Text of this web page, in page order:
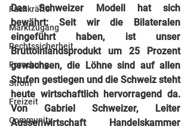
Fachkräfte
Marktzugang
Rechtssicherheit
Forschung
Strom
Freizeit
Community
Das Schweizer Modell hat sich
bewährt: Seit wir die Bilateralen
eingeführt haben, ist unser
Bruttoinlandsprodukt um 25 Prozent
gewachsen, die Löhne sind auf allen
Stufen gestiegen und die Schweiz steht
heute wirtschaftlich hervorragend da.
Von Gabriel Schweizer, Leiter
Aussenwirtschaft Handelskammer